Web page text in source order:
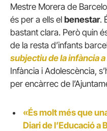
Mestre Morera de
és per a ells el benestar.
bastant clara. Però quin
de la resta d’infants
subjectiu de la infància
Infància i Adolescència,
per encàrrec de
«És molt més que
Diari de l’Educació a